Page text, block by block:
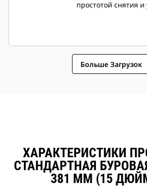
простотой снятия и
Больше Загрузок
ХАРАКТЕРИСТИКИ
СТАНДАРТНАЯ
381 ММ (15